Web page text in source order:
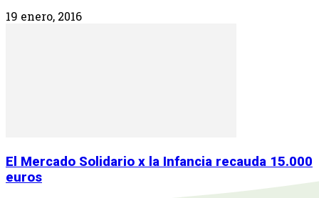
19 enero, 2016
El Mercado Solidario x la Infancia recauda 15.000
euros